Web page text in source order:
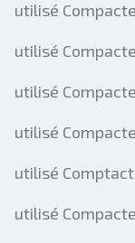
utilisé
utilisé
utilisé
utilisé
utilisé
utilisé